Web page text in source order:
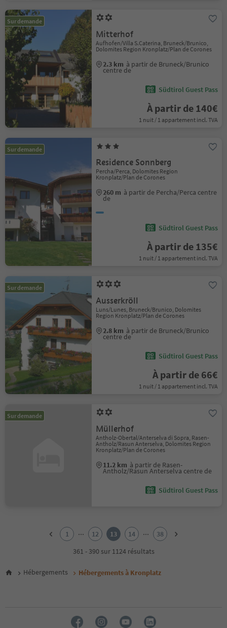
Sur demande
Mitterhof
Aufhofen/Villa S.Caterina, Bruneck/Brunico,
Dolomites Region Kronplatz/Plan de Corones
2.3 km à partir de Bruneck/Brunico
centre de
Südtirol Guest Pass
À partir de 140€
1 nuit / 1 appartement incl. TVA
Sur demande
Residence Sonnberg
Percha/Perca, Dolomites Region
Kronplatz/Plan de Corones
260 m à partir de Percha/Perca centre
de
Südtirol Guest Pass
À partir de 135€
1 nuit / 1 appartement incl. TVA
Sur demande
Ausserkröll
Luns/Lunes, Bruneck/Brunico, Dolomites
Region Kronplatz/Plan de Corones
2.8 km à partir de Bruneck/Brunico
centre de
Südtirol Guest Pass
À partir de 66€
1 nuit / 1 appartement incl. TVA
Sur demande
Müllerhof
Antholz-Obertal/Anterselva di Sopra, Rasen-
Antholz/Rasun Anterselva, Dolomites Region
Kronplatz/Plan de Corones
11.2 km à partir de Rasen-
Antholz/Rasun Anterselva centre de
Südtirol Guest Pass
6
1 ... 12 13 14 ...
38
361 - 390 sur 1124 résultats
Hébergements Hébergements à Kronplatz